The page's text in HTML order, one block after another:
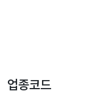
업종코드